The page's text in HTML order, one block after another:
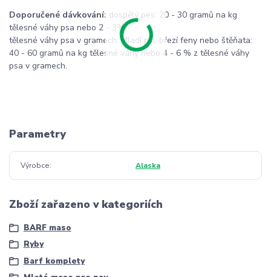
Doporučené dávkování: dospělý pes: 20 - 30 gramů na kg
tělesné váhy psa nebo 2 - 3%
tělesné váhy psa v gramech. Mladí psi, březí feny nebo štěňata:
40 - 60 gramů na kg tělesné váhy nebo 4 - 6 % z tělesné váhy
psa v gramech.
Parametry
Výrobce Alaska
Zboží zařazeno v kategoriích
BARF maso
Ryby
Barf komplety